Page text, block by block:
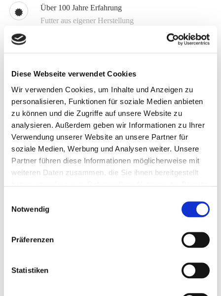
Diese Webseite verwendet Cookies
Wir verwenden Cookies, um Inhalte und Anzeigen zu
personalisieren, Funktionen für soziale Medien anbieten
zu können und die Zugriffe auf unsere Website zu
analysieren. Außerdem geben wir Informationen zu Ihrer
Verwendung unserer Website an unsere Partner für
soziale Medien, Werbung und Analysen weiter. Unsere
Partner führen diese Informationen möglicherweise mit
weiteren Daten zusammen, die Sie ihnen bereitgestellt
Notwendig
Präferenzen
Statistiken
Über 100 Jahre Erfahrung
Futter aus eigener Herstellung
Kompetente Beratung 04504 8009 0
Individuell
Spezialmischungen schon ab 1.5 t
Melden Sie sich jetzt für unseren Newsletter an
Erhalten Sie aktuelle Informationen zu unseren
Sonderangeboten und zu neuen Produkten
enthält weniger Sonnenblumenkerne als Großsittiche Top